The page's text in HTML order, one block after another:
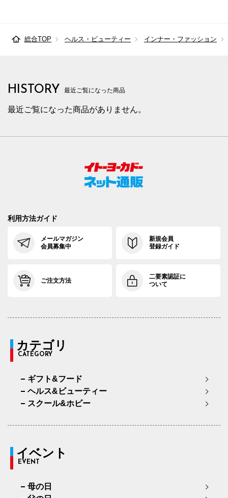
総合TOP ヘルス・ビューティー インナー・ファッション
HISTORY 最近ご覧になった商品
最近ご覧になった商品がありません。
利用方法ガイド
メールマガジン
会員募集中
新規会員
登録ガイド
ご注文方法
二要素認証に
ついて
カテゴリ
CATEGORY
ギフト&フード
ヘルス&ビューティー
スクール&ホビー
イベント
EVENT
母の日